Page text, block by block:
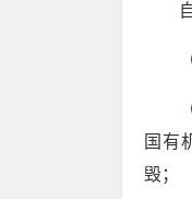
国有
毁；